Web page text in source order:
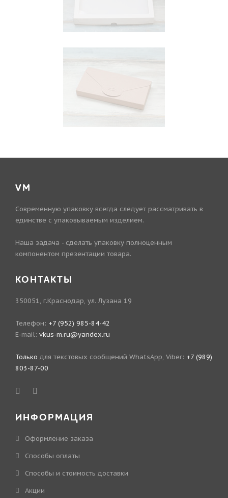
VM
Современную упаковку всегда следует рассматривать в
единстве с упаковываемым изделием.
Наша задача - сделать упаковку полноценным
компонентом презентации товара.
КОНТАКТЫ
350051, г.Краснодар, ул. Лузана 19
Телефон: +7 (952) 985-84-42
E-mail: vkus-m.ru@yandex.ru
Только для текстовых сообщений WhatsApp, Viber: +7 (989)
803-87-00
ИНФОРМАЦИЯ
Оформление заказа
Способы оплаты
Способы и стоимость доставки
Акции